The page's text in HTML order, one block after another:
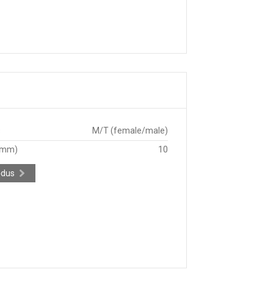
M/T (female/male)
10